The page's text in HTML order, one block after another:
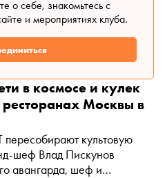
о себе, знакомьтесь с
и мероприятиях клуба.
в космосе и кулек
Москвы в
культовую
шеф Влад Пискунов
авангарда, шеф и